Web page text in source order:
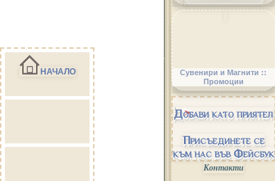
Сувенири и Магнити ::
Промоции
Добави като приятел
Присъединете се
към нас във Фейсбук
Контакти
НАЧАЛО